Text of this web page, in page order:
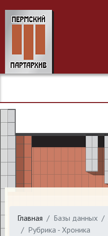
Главная Базы данных
Рубрика - Хроника